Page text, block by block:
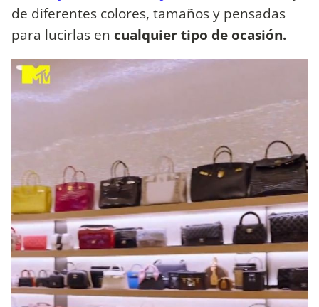
de diferentes colores, tamaños y pensadas
para lucirlas en cualquier tipo de ocasión.